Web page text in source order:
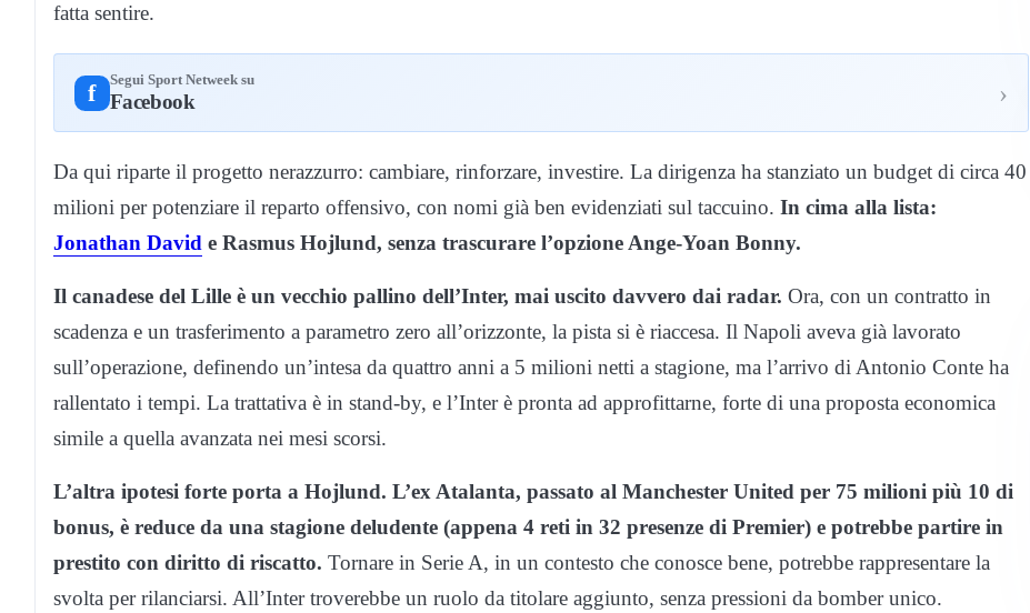
fatta sentire.
f Segui Sport Netweek su
Facebook ›
Da qui riparte il progetto nerazzurro: cambiare, rinforzare, investire. La dirigenza ha stanziato un budget di circa 40
milioni per potenziare il reparto offensivo, con nomi già ben evidenziati sul taccuino. In cima alla lista:
Jonathan David e Rasmus Hojlund, senza trascurare l’opzione Ange-Yoan Bonny.
Il canadese del Lille è un vecchio pallino dell’Inter, mai uscito davvero dai radar. Ora, con un contratto in
scadenza e un trasferimento a parametro zero all’orizzonte, la pista si è riaccesa. Il Napoli aveva già lavorato
sull’operazione, definendo un’intesa da quattro anni a 5 milioni netti a stagione, ma l’arrivo di Antonio Conte ha
rallentato i tempi. La trattativa è in stand-by, e l’Inter è pronta ad approfittarne, forte di una proposta economica
simile a quella avanzata nei mesi scorsi.
L’altra ipotesi forte porta a Hojlund. L’ex Atalanta, passato al Manchester United per 75 milioni più 10 di
bonus, è reduce da una stagione deludente (appena 4 reti in 32 presenze di Premier) e potrebbe partire in
prestito con diritto di riscatto. Tornare in Serie A, in un contesto che conosce bene, potrebbe rappresentare la
svolta per rilanciarsi. All’Inter troverebbe un ruolo da titolare aggiunto, senza pressioni da bomber unico.